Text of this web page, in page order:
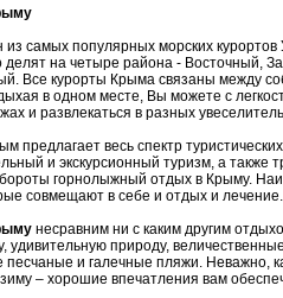
из самых популярных морских
делят на четыре района -
Все курорты Крыма связаны между
в одном месте, Вы можете с
и развлекаться в разных
предлагает весь спектр
и экскурсионный туризм, а
горнолыжный отдых в Крыму.
совмещают в себе и отдых и лечение.
несравним ни с каким другим
удивительную природу,
песчаные и галечные пляжи. Неважно,
– хорошие впечатления вам